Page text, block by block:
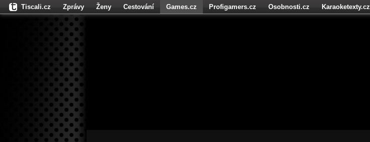
Tiscali.cz Zprávy Ženy Cestování Games.cz Profigamers.cz Osobnosti.cz Karaoketexty.cz
Fights.cz